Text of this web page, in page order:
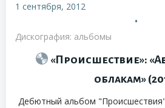
1 сентября, 2012
•
Дискография: альбомы
«Происшествие»:
облакам»
Дебютный альбом